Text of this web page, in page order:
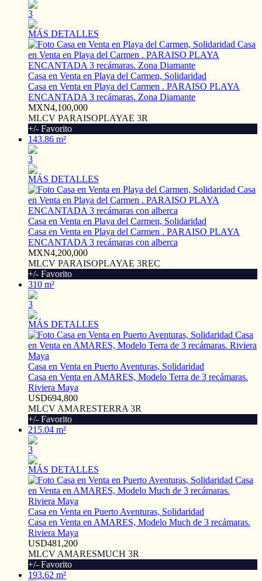
3
MÁS DETALLES
Casa en Venta en Playa del Carmen, Solidaridad
Casa en Venta en Playa del Carmen . PARAISO PLAYA
ENCANTADA 3 recámaras. Zona Diamante
MXN4,100,000
MLCV PARAISOPLAYAE 3R
+/- Favorito
143.86 m²
3
MÁS DETALLES
Casa en Venta en Playa del Carmen, Solidaridad
Casa en Venta en Playa del Carmen . PARAISO PLAYA
ENCANTADA 3 recámaras con alberca
MXN4,200,000
MLCV PARAISOPLAYAE 3REC
+/- Favorito
310 m²
3
MÁS DETALLES
Casa en Venta en Puerto Aventuras, Solidaridad
Casa en Venta en AMARES, Modelo Terra de 3 recámaras.
Riviera Maya
USD694,800
MLCV AMARESTERRA 3R
+/- Favorito
215.04 m²
3
MÁS DETALLES
Casa en Venta en Puerto Aventuras, Solidaridad
Casa en Venta en AMARES, Modelo Much de 3 recámaras.
Riviera Maya
USD481,200
MLCV AMARESMUCH 3R
+/- Favorito
193.62 m²